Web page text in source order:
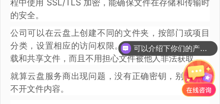
程中使用 SSL/TLS 加密，能确保文件在存储和传输时
的安全。
公司可以在云盘上创建不同的文件夹，按部门或项目
分类，设置相应的访问权限。员工可以随时上传、下
载和共享文件，而且不用担心文件被他人非法获取。
就算云盘服务商出现问题，没有正确密钥，别人也打
不开文件内容。
可以介绍下你们的产品么？
你们是怎么收费的呢？